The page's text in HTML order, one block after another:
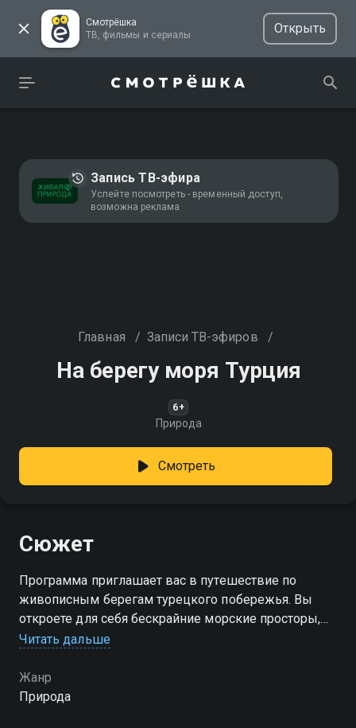
Смотрёшка
ТВ, фильмы и сериалы
Открыть
Запись ТВ-эфира
Успейте посмотреть - временный доступ,
возможна реклама
Главная / Записи ТВ-эфиров /
На берегу моря Турция
6+
Природа
Смотреть
Сюжет
Программа приглашает вас в путешествие по
живописным берегам турецкого побережья. Вы
откроете для себя бескрайние морские просторы,
услышите шум волн и почувствуете лёгкий морской
Читать дальше
Жанр
Природа